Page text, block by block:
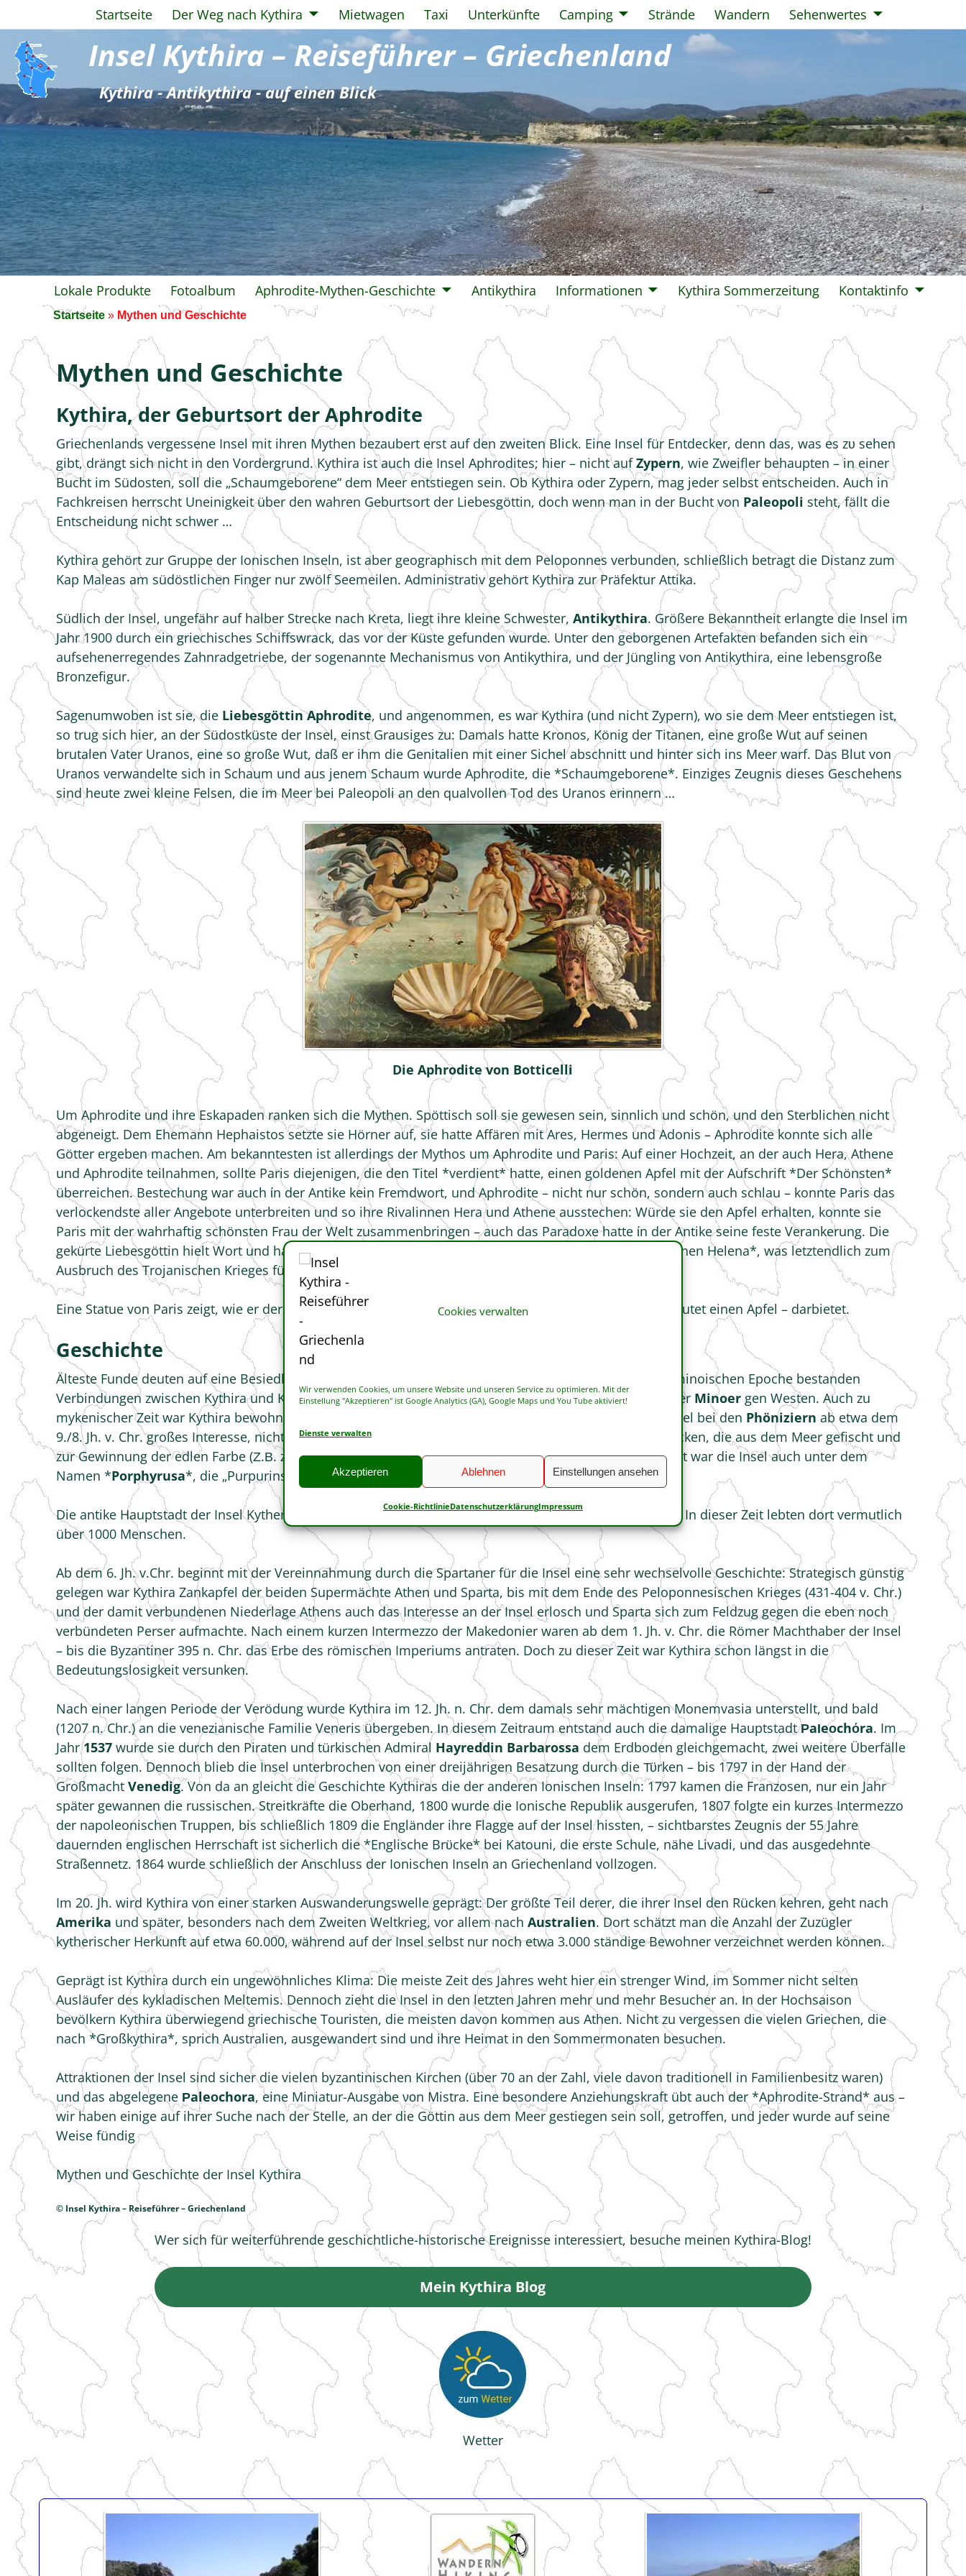
Cookies verwalten
Wir verwenden Cookies, um unsere Website und unseren Service zu optimieren. Mit der
Einstellung "Akzeptieren" ist Google Analytics (GA), Google Maps und You Tube aktiviert!
Dienste verwalten
Akzeptieren Ablehnen Einstellungen ansehen
Cookie-RichtlinieDatenschutzerklärungImpressum
Startseite Der Weg nach Kythira Mietwagen Taxi Unterkünfte Camping Strände Wandern Sehenwertes
Insel Kythira – Reiseführer – Griechenland
Kythira - Antikythira - auf einen Blick
Lokale Produkte Fotoalbum Aphrodite-Mythen-Geschichte Antikythira Informationen Kythira Sommerzeitung Kontaktinfo
Startseite» Mythen und Geschichte
Mythen und Geschichte
Kythira, der Geburtsort der Aphrodite
Griechenlands vergessene Insel mit ihren Mythen bezaubert erst auf den zweiten Blick. Eine Insel für Entdecker, denn das, was es zυ sehen
gibt, drängt sich nicht in den Vordergrund. Kythira ist auch die Insel Aphrodites; hier – nicht aufZypern, wie Zweifler behaupten – in einer
Bucht im Südosten, soll die „Schaumgeborene“ dem Meer entstiegen sein. Ob Kythira oder Zypern, mag jeder selbst entscheiden. Auch in
Fachkreisen herrscht Uneinigkeit über den wahren Geburtsort der Liebesgöttin, doch wenn man in der Bucht von Paleopoli steht, fällt die
Entscheidung nicht schwer …
Kythira gehört zur Gruppe der Ionischen Inseln, ist aber geographisch mit dem Peloponnes verbunden, schließlich betragt die Distanz zum
Kap Maleas am südöstlichen Finger nur zwölf Seemeilen. Administrativ gehört Kythira zur Präfektur Attika.
Südlich der Insel, ungefähr auf halber Strecke nach Κreta, liegt ihre kleine Schwester,Antikythira. Größere Bekanntheit erlangte die Insel im
Jahr 1900 durch ein griechisches Schiffswrack, das vor der Küste gefunden wurde. Unter den geborgenen Artefakten befanden sich ein
aufsehenerregendes Zahnradgetriebe, der sogenannte Mechanismus von Antikythira, und der Jüngling von Antikythira, eine lebensgroße
Bronzefigur.
Sagenumwoben ist sie, die Liebesgöttin Aphrodite, und angenommen, es war Kythira (und nicht Zypern), wo sie dem Meer entstiegen ist,
so trug sich hier, an der Südostküste der Insel, einst Grausiges zu: Damals hatte Κronos, König der Titanen, eine große Wut auf seinen
brutalen Vater Uranos, eine so große Wut, daß er ihm die Genitalien mit einer Sichel abschnitt und hinter sich ins Meer warf. Das Blut von
Uranos verwandelte sich in Schaum und aus jenem Schaum wurde Aphrodite, die *Schaumgeborene*. Einziges Zeugnis dieses Geschehens
sind heute zwei kleine Felsen, die im Meer bei Paleopoli an den qualvollen Tod des Uranos erinnern …
Die Aphrodite von Botticelli
Um Aphrodite und ihre Eskapaden ranken sich die Mythen. Spöttisch soll sie gewesen sein, sinnlich und schön, und den Sterblichen nicht
abgeneigt. Dem Ehemann Hephaistos setzte sie Hörner auf, sie hatte Affären mit Ares, Hermes und Adonis – Aphrodite konnte sich alle
Götter ergeben machen. Am bekanntesten ist allerdings der Mythos um Aphrodite und Ρaris: Auf einer Hochzeit, an der auch Hera, Athene
und Aphrodite teilnahmen, sollte Paris diejenigen, die den Titel *verdient* hatte, einen goldenen Apfel mit der Aufschrift *Der Schönsten*
überreichen. Bestechung war auch ίn der Antike kein Fremdwort, und Aphrodite – nicht nur schön, sondern auch schlau – konnte Paris das
verlockendste aller Angebote unterbreiten und so ihre Rivalinnen Hera und Athene ausstechen: Würde sie den Apfel erhalten, konnte sie
Paris mit der wahrhaftig schönsten Frau der Welt zusammenbringen – auch das Paradoxe hatte ίn der Antike seine feste Verankerung. Die
gekürte Liebesgöttin hielt Wort und half Paris tatkräftig bei der Entführung der nicht abgeneigten *Schönen Helena*, was letztendlich zum
Ausbruch des Trojanischen Krieges führte.
Eine Statue von Paris zeigt, wie er der Aphrodite mit ausgestreckter Hand einen Gegenstand – man vernutet einen Apfel – darbietet.
Geschichte
Älteste Funde deuten auf eine Besiedlung der Insel bereits im 3. Jahrtausend v. Chr. hin. Während der minoischen Epoche bestanden
Verbindungen zwischen Kythira und Kreta, vermutlich war die Insel Zwischenstation auf dem Seeweg der Minoer gen Westen. Auch zu
mykenischer Zeit war Kythira bewohnt. Dank ihrer günstigen Lage zwischen Ost und West genoß die Insel bei den Phöniziern ab etwa dem
9./8. Jh. v. Chr. großes Interesse, nicht zuletzt auch wegen den hier reichlich vorhandenen Purpurschnecken, die aus dem Meer gefischt und
zur Gewinnung der edlen Farbe (Ζ.Β. zum Einfärben der Königsgewänder) benutzt wurden. Zu dieser Zeit war die Insel auch unter dem
Namen *Porphyrusa*, die „Purpurinsel“, bekannt.
Die antike Hauptstadt der Insel Kythera befand sich von etwa 600 v. Chr. bis 100 n. Chr. in
. In dieser Zeit lebten dort vermutlich
über 1000 Menschen.
Ab dem 6. Jh. v.Chr. beginnt mit der Vereinnahmung durch die Spartaner für die Insel eine sehr wechselvolle Geschichte: Strategisch günstig
gelegen war Kythira Zankapfel der beiden Supermächte Athen und Sparta, bis mit dem Ende des Peloponnesischen Krieges (431-404 v. Chr.)
und der damit verbundenen Niederlage Athens auch das Interesse an der Insel erlosch und Sparta sich zum Feldzug gegen die eben noch
verbündeten Perser aufmachte. Nach einem kurzen Intermezzo der Makedonier waren ab dem 1. Jh. v. Chr. die Römer Machthaber der Insel
– bis die Byzantiner 395 n. Chr. das Erbe des römischen Imperiums antraten. Doch zu dieser Zeit war Kythira schon längst in die
Bedeutungslosigkeit versunken.
Nach einer langen Periode der Verödung wurde Kythira im 12. Jh. n. Chr. dem damals sehr mächtigen Monemvasia unterstellt, und bald
(1207 n. Chr.) an die venezianische Familie Veneris übergeben. Ιn diesem Zeitraum entstand auch die damalige HauptstadtΡaΙeοchόra. Im
Jahr1537 wurde sie durch den Piraten und türkischen Admiral Hayreddin Barbarossa dem Erdboden gleichgemacht, zwei weitere Überfälle
sollten folgen. Dennoch blieb die Insel unterbrochen von einer dreijährigen Besatzung durch die Τϋrken – bis 1797 in der Hand der
GroßmachtVenedig. Von da an gleicht die Geschichte Kythiras die der anderen Ionischen Inseln: 1797 kamen die Franzosen, nur ein Jahr
später gewannen die russischen. Streitkräfte die Oberhand, 1800 wurde die Ionische Republik ausgerufen, 1807 folgte ein kurzes Intermezzo
der napoleonischen Truppen, bis schließlich 1809 die Engländer ihre Flagge auf der Insel hissten, – sichtbarstes Zeugnis der 55 Jahre
dauernden englischen Herrschaft ist sicherlich die *Englische Brϋcke* bei Katouni, die erste Schule, nähe Livadi, und das ausgedehnte
Straßennetz. 1864 wurde schließlich der Anschluss der Ionischen Inseln an Griechenland vollzogen.
Im 20. Jh. wird Kythira von einer starken Auswanderungswelle geprägt: Der größte Teil derer, die ihrer Insel den Rücken kehren, geht nach
Amerika und später, besonders nach dem Zweiten Weltkrieg, vor allem nachAustralien. Dort schätzt man die Anzahl der Zuzügler
kytherischer Herkunft auf etwa 60.000, während auf der Insel selbst nur noch etwa 3.000 ständige Bewohner verzeichnet werden können.
Geprägt ist Kythira durch ein ungewöhnliches Klima: Die meiste Zeit des Jahres weht hier ein strenger Wind, im Sommer nicht selten
Ausläufer des kykladischen Meltemis. Dennoch zieht die Insel in den letzten Jahren mehr und mehr Besucher an. Ιn der Hochsaison
bevölkern Kythira überwiegend griechische Touristen, die meisten davon kommen aus Athen. Nicht zu vergessen die vielen Griechen, die
nach *Großkythira*, sprich Australien, ausgewandert sind und ihre Heimat in den Sommermonaten besuchen.
Attraktionen der Insel sind sicher die vielen byzantinischen Kirchen (über 70 an der Zahl, viele davon traditionell in Familienbesitz waren)
und das abgelegene Ρaleοchora, eine Miniatur-Ausgabe νοn Mistra. Eine besondere Anziehungskraft übt auch der *Aphrodite-Strand* aus –
wir haben einige auf ihrer Suche nach der Stelle, an der die Göttin aus dem Meer gestiegen sein soll, getroffen, und jeder wurde auf seine
Weise fündig
Mythen und Geschichte der Insel Kythira
© Insel Kythira – Reiseführer – Griechenland
Wer sich für weiterführende geschichtliche-historische Ereignisse interessiert, besuche meinen Kythira-Blog!
Mein Kythira Blog
Wetter